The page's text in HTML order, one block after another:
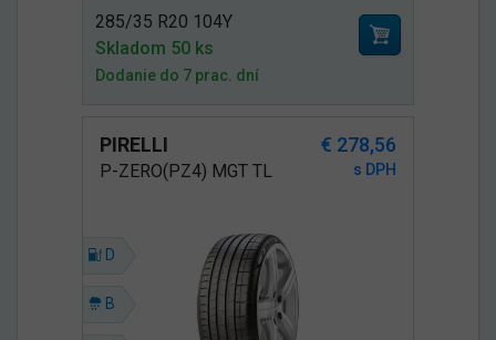
285/35 R20 104Y
Skladom 50 ks
Dodanie do 7 prac. dní
PIRELLI € 278,56
P-ZERO(PZ4) MGT TL s DPH
D
B